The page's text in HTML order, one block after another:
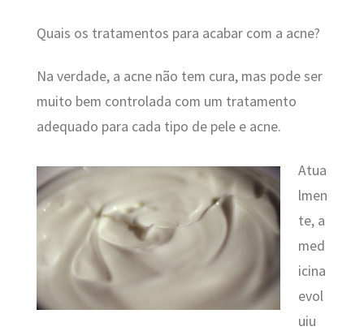
Quais os tratamentos para acabar com a acne?
Na verdade, a acne não tem cura, mas pode ser
muito bem controlada com um tratamento
adequado para cada tipo de pele e acne.
Atua
lmen
te, a
med
icina
evol
uiu